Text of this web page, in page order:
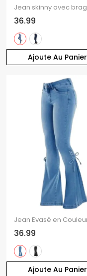
Ajoute Au Panier
36.99
Ajoute Au Panier
36.99